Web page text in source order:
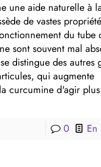
une aide naturelle à
de vastes
du tube
sont souvent mal
distingue des autres
qui augmente
curcumine d'agir plus
0